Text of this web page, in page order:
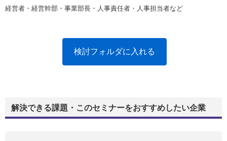
経営者・経営幹部・事業部長・人事責任者・人事担当者など
検討フォルダに入れる
解決できる課題・このセミナーをおすすめしたい企業